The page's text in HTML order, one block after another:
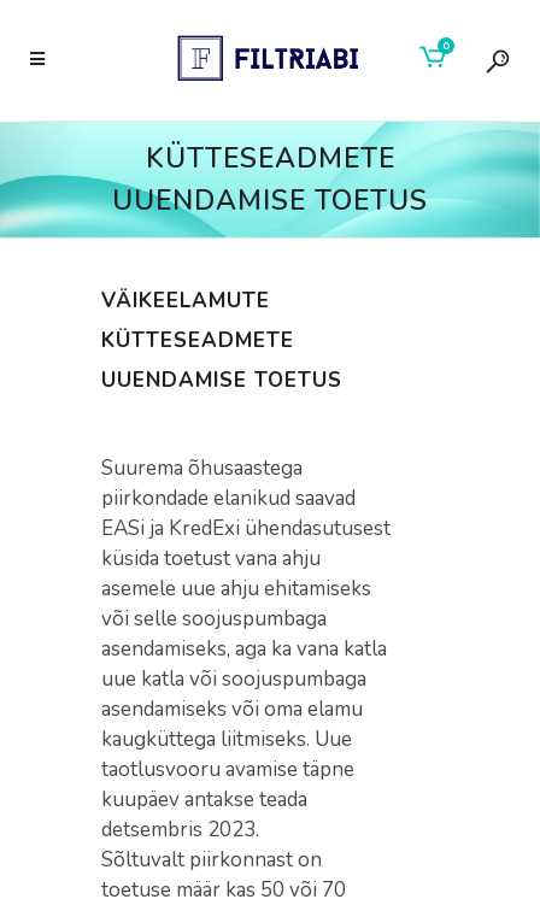
0
KÜTTESEADMETE
UUENDAMISE TOETUS
VÄIKEELAMUTE
KÜTTESEADMETE
UUENDAMISE TOETUS
Suurema õhusaastega
piirkondade elanikud saavad
EASi ja KredExi ühendasutusest
küsida toetust vana ahju
asemele uue ahju ehitamiseks
või selle soojuspumbaga
asendamiseks, aga ka vana katla
uue katla või soojuspumbaga
asendamiseks või oma elamu
kaugküttega liitmiseks. Uue
taotlusvooru avamise täpne
kuupäev antakse teada
detsembris 2023.
Sõltuvalt piirkonnast on
toetuse määr kas 50 või 70